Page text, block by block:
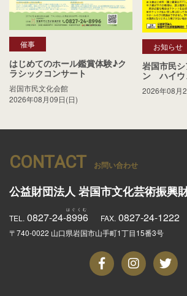
催事
はじめてのホール鑑賞体験♪ク
ラシックコンサート
岩国市民文化会館
2026年08月09日(日)
お知らせ
岩国市民
ン ハイウ
2026年08月
CONTACT お問い合わせ
公益財団法人 岩国市文化芸術振興
TEL. 0827-24-8996 FAX. 0827-24-1222
〒740-0022 山口県岩国市山手町1丁目15番3号